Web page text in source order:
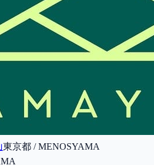
東京都 / MENOSYAMA